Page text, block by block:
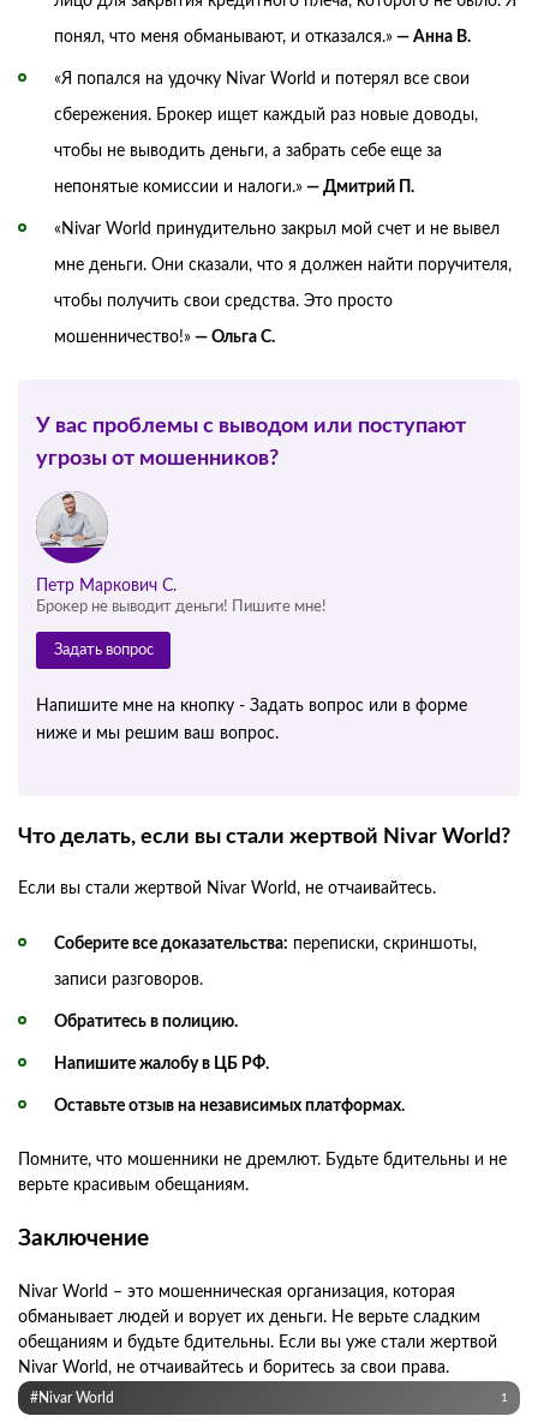
понял, что меня обманывают, и отказался.» — Анна В.
«Я попался на удочку Nivar World и потерял все свои
сбережения. Брокер ищет каждый раз новые доводы,
чтобы не выводить деньги, а забрать себе еще за
непонятые комиссии и налоги.» — Дмитрий П.
«Nivar World принудительно закрыл мой счет и не вывел
мне деньги. Они сказали, что я должен найти поручителя,
чтобы получить свои средства. Это просто
мошенничество!» — Ольга С.
У вас проблемы с выводом или поступают
угрозы от мошенников?
Петр Маркович С.
Брокер не выводит деньги! Пишите мне!
Задать вопрос
Напишите мне на кнопку - Задать вопрос или в форме
ниже и мы решим ваш вопрос.
Что делать, если вы стали жертвой Nivar World?
Если вы стали жертвой Nivar World, не отчаивайтесь.
Соберите все доказательства: переписки, скриншоты,
записи разговоров.
Обратитесь в полицию.
Напишите жалобу в ЦБ РФ.
Оставьте отзыв на независимых платформах.
Помните, что мошенники не дремлют. Будьте бдительны и не
верьте красивым обещаниям.
Заключение
Nivar World – это мошенническая организация, которая
обманывает людей и ворует их деньги. Не верьте сладким
обещаниям и будьте бдительны. Если вы уже стали жертвой
Nivar World, не отчаивайтесь и боритесь за свои права.
#Nivar World 1